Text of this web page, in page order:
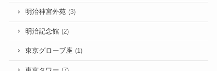
明治神宮外苑 (3)
明治記念館 (2)
東京グローブ座 (1)